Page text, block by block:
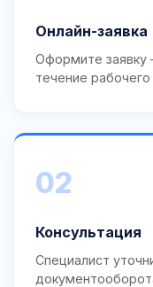
Онлайн-заявка
Оформите
течение рабочего
02
Консультация
Специалист